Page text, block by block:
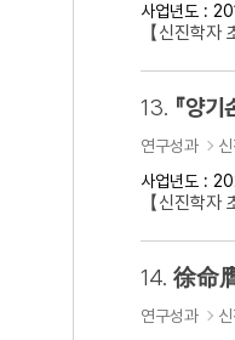
사업년도 :
【신진학
13. 『양
연구성과
사업년도 :
【신진학
14.
연구성과